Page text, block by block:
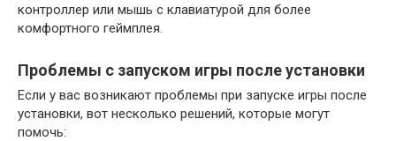
контроллер или мышь с клавиатурой для более
комфортного геймплея.
Проблемы с запуском игры после установки
Если у вас возникают проблемы при запуске игры после
установки, вот несколько решений, которые могут
помочь: